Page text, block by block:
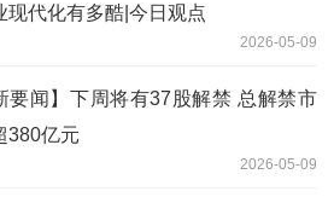
现代化有多酷|今日观点
2026-05-09
要闻】下周将有37股解禁 总解禁市
380亿元
2026-05-09